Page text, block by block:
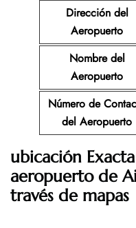
Dirección del
Aeropuerto
Nombre del
Aeropuerto
Número de
del Aeropuerto
ubicación
aeropuerto de
través de mapas